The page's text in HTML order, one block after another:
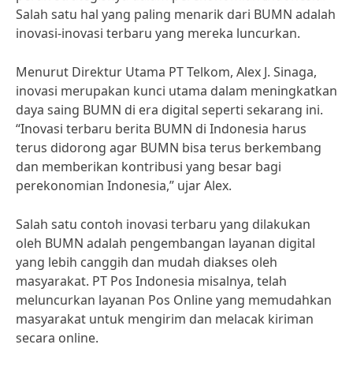
Salah satu hal yang paling menarik dari BUMN adalah
inovasi-inovasi terbaru yang mereka luncurkan.
Menurut Direktur Utama PT Telkom, Alex J. Sinaga,
inovasi merupakan kunci utama dalam meningkatkan
daya saing BUMN di era digital seperti sekarang ini.
“Inovasi terbaru berita BUMN di Indonesia harus
terus didorong agar BUMN bisa terus berkembang
dan memberikan kontribusi yang besar bagi
perekonomian Indonesia,” ujar Alex.
Salah satu contoh inovasi terbaru yang dilakukan
oleh BUMN adalah pengembangan layanan digital
yang lebih canggih dan mudah diakses oleh
masyarakat. PT Pos Indonesia misalnya, telah
meluncurkan layanan Pos Online yang memudahkan
masyarakat untuk mengirim dan melacak kiriman
secara online.